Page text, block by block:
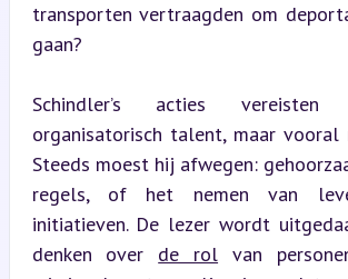
transporten vertraagden om
gaan?
Schindler’s acties
organisatorisch talent, maar vooral
Steeds moest hij afwegen:
regels, of het nemen van
initiatieven. De lezer wordt
denken over de rol van